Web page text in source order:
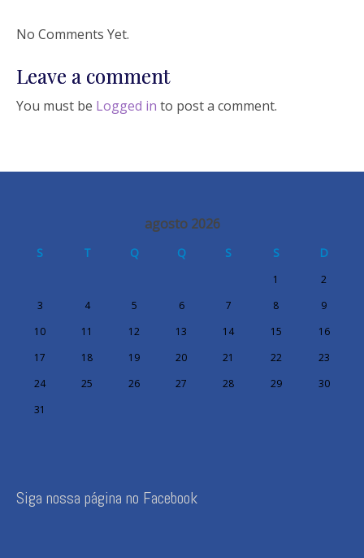
No Comments Yet.
Leave a comment
You must be Logged in to post a comment.
agosto 2026
S T Q Q S S D
1
2
3
4 5 6 7 8
9
10
11 12 13 14 15
16
17
18 19 20 21 22
23
24
25 26 27 28 29
30
31
Siga nossa página no Facebook